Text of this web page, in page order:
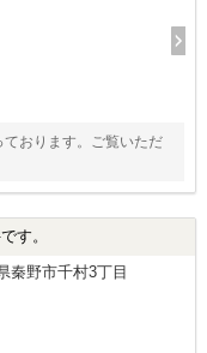
おります。ご覧いただ
す。
秦野市千村3丁目